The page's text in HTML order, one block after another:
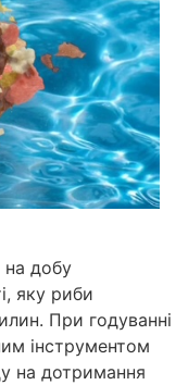
на добу
яку риби
При годуванні
інструментом
на дотримання